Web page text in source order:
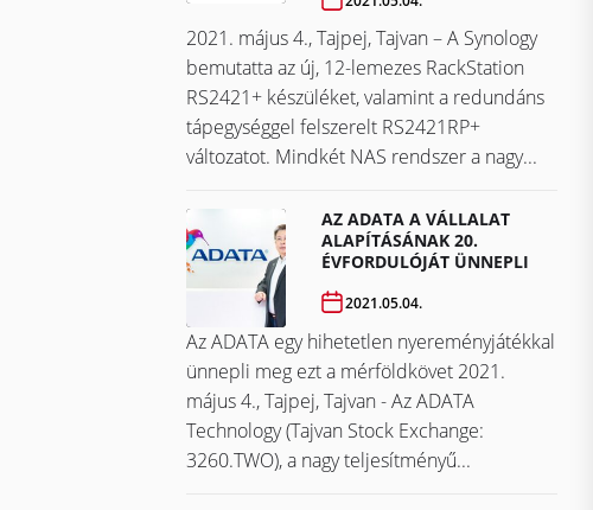
2021. május 4., Tajpej, Tajvan – A Synology
bemutatta az új, 12-lemezes RackStation
RS2421+ készüléket, valamint a redundáns
tápegységgel felszerelt RS2421RP+
változatot. Mindkét NAS rendszer a nagy...
AZ ADATA A VÁLLALAT
ALAPÍTÁSÁNAK 20.
ÉVFORDULÓJÁT ÜNNEPLI
2021.05.04.
Az ADATA egy hihetetlen nyereményjátékkal
ünnepli meg ezt a mérföldkövet ​​​​​​​2021.
május 4., Tajpej, Tajvan - Az ADATA
Technology (Tajvan Stock Exchange:
3260.TWO), a nagy teljesítményű...